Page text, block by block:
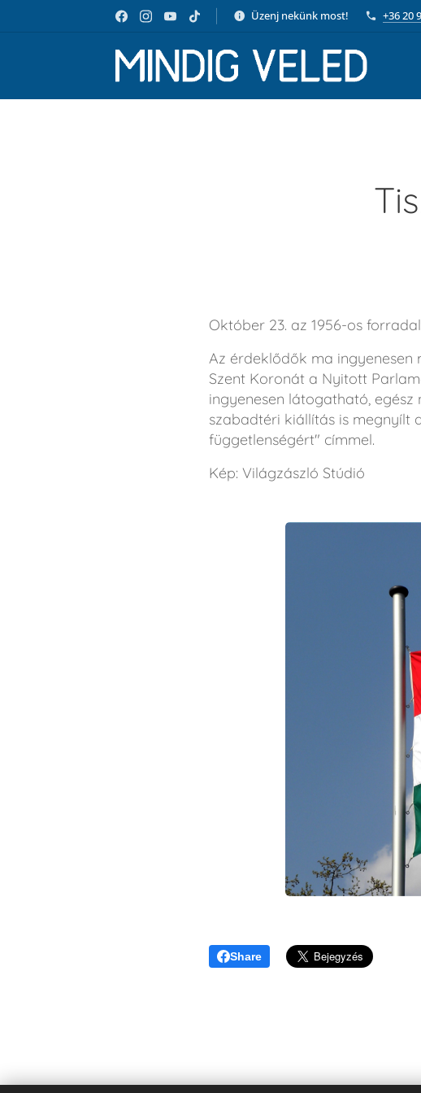
Üzenj nekünk most! +36 20
Október 23. az 1956-os
Az érdeklődők ma ingyenesen
Szent Koronát a Nyitott
ingyenesen látogatható,
szabadtéri kiállítás is megnyílt
függetlenségért" címmel.
Kép: Világzászló Stúdió
Share